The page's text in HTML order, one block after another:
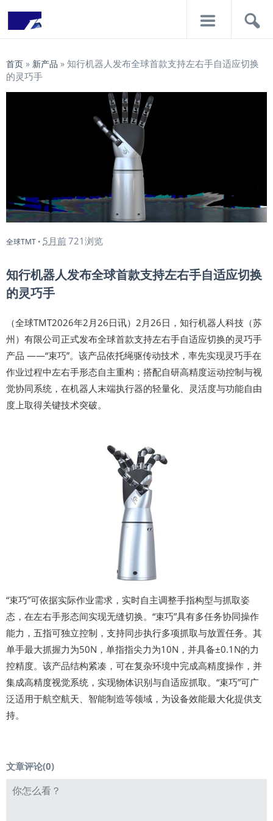
首页 » 新产品 » 知行机器人发布全球首款支持左右手自适应切换
的灵巧手
全球TMT • 5月前721浏览
知行机器人发布全球首款支持左右手自适应切换
的灵巧手
（全球TMT2026年2月26日讯）2月26日，知行机器人科技（苏
州）有限公司正式发布全球首款支持左右手自适应切换的灵巧手
产品 ——“束巧”。该产品依托绳驱传动技术，率先实现灵巧手在
作业过程中左右手形态自主重构；搭配自研高精度运动控制与视
觉协同系统，在机器人末端执行器的轻量化、灵活度与功能自由
度上取得关键技术突破。
“束巧”可依据实际作业需求，实时自主调整手指构型与抓取姿
态，在左右手形态间实现无缝切换。“束巧”具有多任务协同操作
能力，五指可独立控制，支持同步执行多项抓取与放置任务。其
单手最大抓握力为50N，单指指尖力为10N，并具备±0.1N的力
控精度。该产品结构紧凑，可在复杂环境中完成高精度操作，并
集成高精度视觉系统，实现物体识别与自适应抓取。“束巧”可广
泛适用于航空航天、智能制造等领域，为设备效能最大化提供支
持。
文章评论(0)